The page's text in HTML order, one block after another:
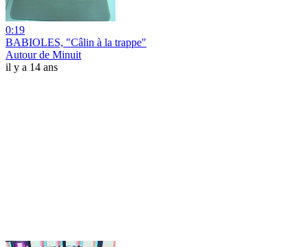
0:19
BABIOLES, "Câlin à la trappe"
Autour de Minuit
il y a 14 ans